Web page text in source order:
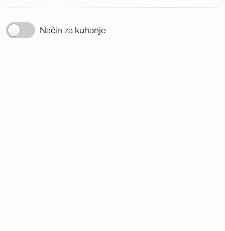
Način za kuhanje